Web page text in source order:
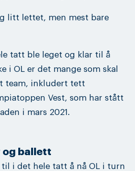
litt lettet, men mest bare
tatt ble leget og klar til å
i OL er det mange som skal
team, inkludert tett
Vest, som har stått
i mars 2021.
og ballett
i det hele tatt å nå OL i turn